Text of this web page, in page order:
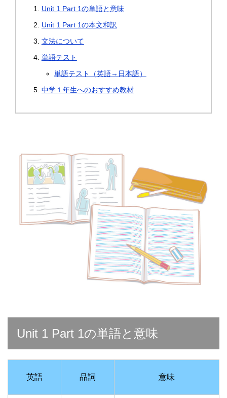
Unit 1 Part 1の単語と意味
Unit 1 Part 1の本文和訳
文法について
単語テスト
単語テスト（英語→日本語）
中学１年生へのおすすめ教材
Unit 1 Part 1の単語と意味
英語 品詞 意味